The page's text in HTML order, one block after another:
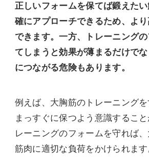
正しいフォームを保てば鍛えた
確にアプローチできるため、よ
できます。一方、トレーニング
てしまうと効果が薄まるだけで
につながる危険もあります。
例えば、大胸筋のトレーニング
まっすぐに保つよう意識するこ
レーニングのフォームを守れば
筋肉に適切な負荷をかけられます